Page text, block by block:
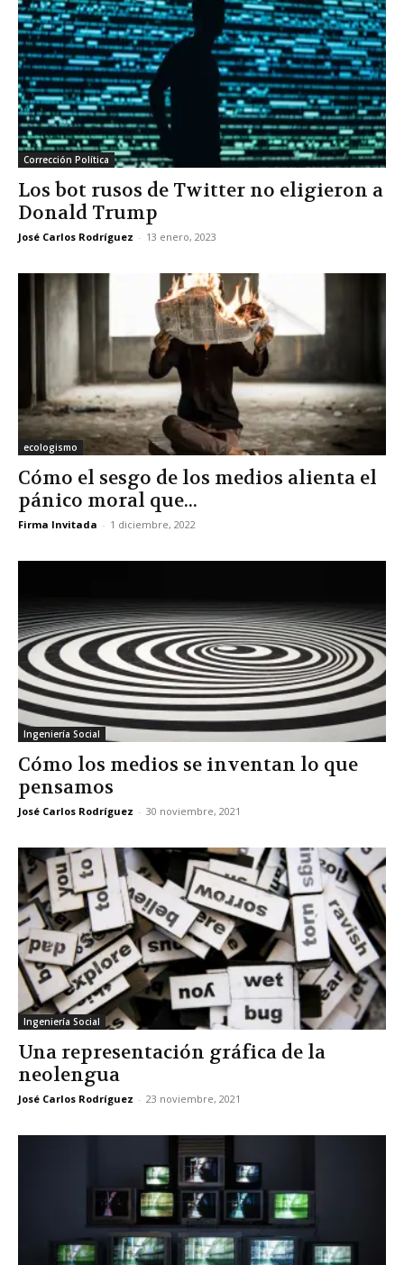
Corrección Política
Los bot rusos de Twitter no eligieron a
Donald Trump
José Carlos Rodríguez - 13 enero, 2023
ecologismo
Cómo el sesgo de los medios alienta el
pánico moral que...
Firma Invitada - 1 diciembre, 2022
Ingeniería Social
Cómo los medios se inventan lo que
pensamos
José Carlos Rodríguez - 30 noviembre, 2021
Ingeniería Social
Una representación gráfica de la
neolengua
José Carlos Rodríguez - 23 noviembre, 2021